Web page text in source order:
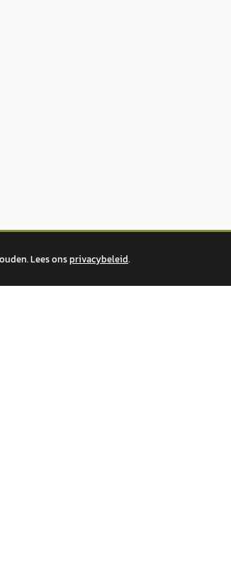
Lees onsprivacybeleid.